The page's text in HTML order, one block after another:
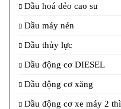
Dầu hoá dẻo cao su
Dầu máy nén
Dầu thủy lực
Dầu động cơ DIESEL
Dầu động cơ xăng
Dầu động cơ xe máy 2 thì